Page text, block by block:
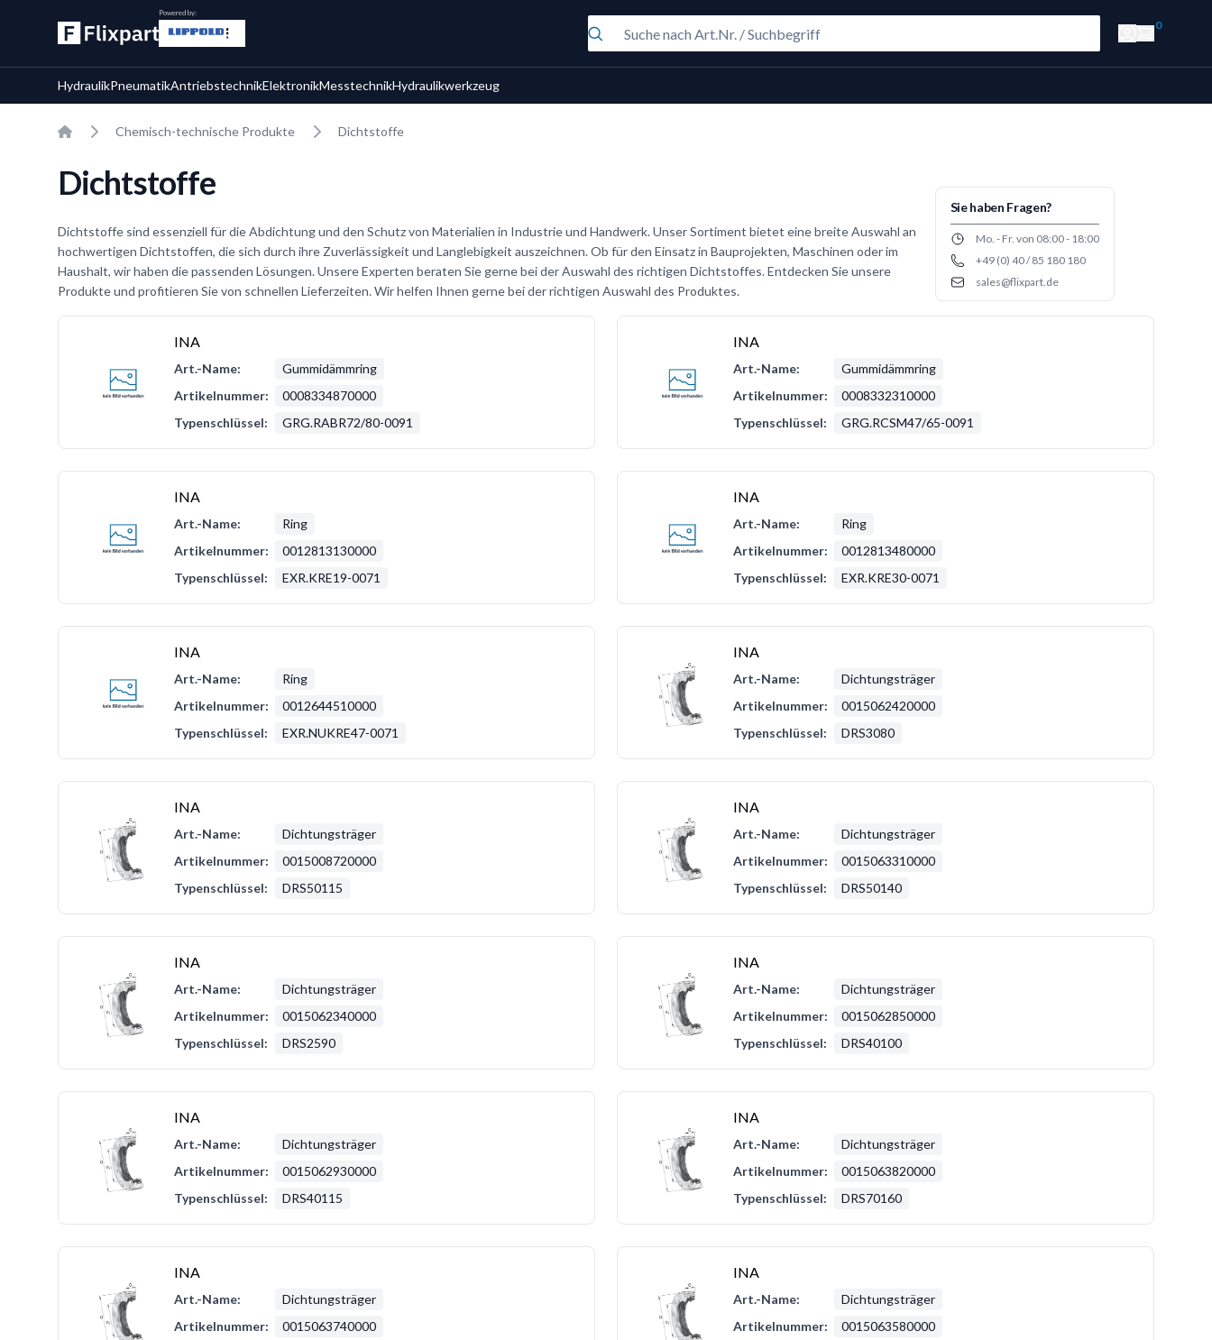
Powered by:
0
HydraulikPneumatikAntriebstechnikElektronikMesstechnikHydraulikwerkzeug
Home Chemisch-technische Produkte Dichtstoffe
Dichtstoffe
Dichtstoffe sind essenziell für die Abdichtung und den Schutz von Materialien in Industrie und Handwerk. Unser Sortiment bietet eine breite Auswahl an
hochwertigen Dichtstoffen, die sich durch ihre Zuverlässigkeit und Langlebigkeit auszeichnen. Ob für den Einsatz in Bauprojekten, Maschinen oder im
Haushalt, wir haben die passenden Lösungen. Unsere Experten beraten Sie gerne bei der Auswahl des richtigen Dichtstoffes. Entdecken Sie unsere
Produkte und profitieren Sie von schnellen Lieferzeiten. Wir helfen Ihnen gerne bei der richtigen Auswahl des Produktes.
Sie haben Fragen?
Opening hours
Mo. - Fr. von 08:00 - 18:00
Phone number
+49 (0) 40 / 85 180 180
Emailsales@flixpart.de
INA
Art.-Name:
Gummidämmring
Artikelnummer:
0008334870000
Typenschlüssel:
GRG.RABR72/80-0091
INA
Art.-Name:
Gummidämmring
Artikelnummer:
0008332310000
Typenschlüssel:
GRG.RCSM47/65-0091
INA
Art.-Name:
Ring
Artikelnummer:
0012813130000
Typenschlüssel:
EXR.KRE19-0071
INA
Art.-Name:
Ring
Artikelnummer:
0012813480000
Typenschlüssel:
EXR.KRE30-0071
INA
Art.-Name:
Ring
Artikelnummer:
0012644510000
Typenschlüssel:
EXR.NUKRE47-0071
INA
Art.-Name:
Dichtungsträger
Artikelnummer:
0015062420000
Typenschlüssel:
DRS3080
INA
Art.-Name:
Dichtungsträger
Artikelnummer:
0015008720000
Typenschlüssel:
DRS50115
INA
Art.-Name:
Dichtungsträger
Artikelnummer:
0015063310000
Typenschlüssel:
DRS50140
INA
Art.-Name:
Dichtungsträger
Artikelnummer:
0015062340000
Typenschlüssel:
DRS2590
INA
Art.-Name:
Dichtungsträger
Artikelnummer:
0015062850000
Typenschlüssel:
DRS40100
INA
Art.-Name:
Dichtungsträger
Artikelnummer:
0015062930000
Typenschlüssel:
DRS40115
INA
Art.-Name:
Dichtungsträger
Artikelnummer:
0015063820000
Typenschlüssel:
DRS70160
INA
Art.-Name:
Dichtungsträger
Artikelnummer:
0015063740000
INA
Art.-Name:
Dichtungsträger
Artikelnummer:
0015063580000